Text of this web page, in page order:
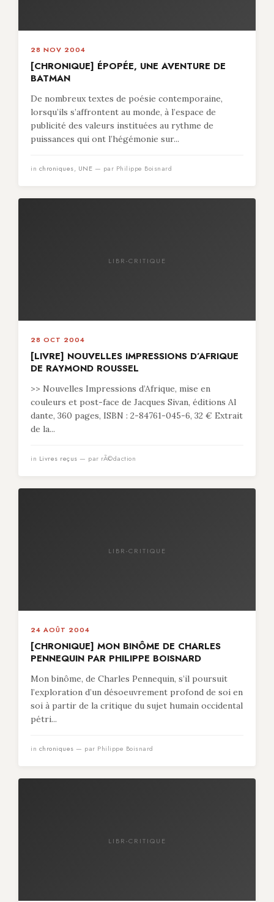
28 NOV 2004
[CHRONIQUE] ÉPOPÉE, UNE AVENTURE DE
BATMAN
De nombreux textes de poésie contemporaine,
lorsqu’ils s’affrontent au monde, à l’espace de
publicité des valeurs instituées au rythme de
puissances qui ont l’hégémonie sur...
in chroniques, UNE — par Philippe Boisnard
LIBR-CRITIQUE
28 OCT 2004
[LIVRE] NOUVELLES IMPRESSIONS D’AFRIQUE
DE RAYMOND ROUSSEL
>> Nouvelles Impressions d’Afrique, mise en
couleurs et post-face de Jacques Sivan, éditions Al
dante, 360 pages, ISBN : 2-84761-045-6, 32 € Extrait
de la...
in Livres reçus — par rÃ©daction
LIBR-CRITIQUE
24 AOÛT 2004
[CHRONIQUE] MON BINÔME DE CHARLES
PENNEQUIN PAR PHILIPPE BOISNARD
Mon binôme, de Charles Pennequin, s’il poursuit
l’exploration d’un désoeuvrement profond de soi en
soi à partir de la critique du sujet humain occidental
pétri...
in chroniques — par Philippe Boisnard
LIBR-CRITIQUE